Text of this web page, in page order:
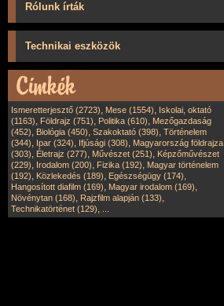
Rólunk írták
Technikai eszközök
Ismeretterjesztő (2723), Mese (1554), Iskolai, oktató
(1163), Földrajz (751), Politika (610), Mezőgazdaság
(452), Biológia (450), Szakoktató (398), Történelem
(344), Ipar (324), Ifjúsági (308), Magyarország földrajza
(303), Életrajz (277), Művészet (251), Képzőművészet
(229), Irodalom (200), Fizika (192), Magyar történelem
(192), Közlekedés (189), Egészségügy (174),
Hangosított diafilm (169), Magyar irodalom (169),
Növénytan (168), Rajzfilm alapján (133),
Technikatörténet (129),